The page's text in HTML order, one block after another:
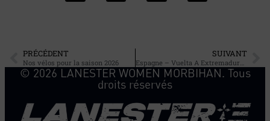
PRÉCÉDENT
Nos vélos pour la saison 2026
SUIVANT
Espagne – Vuelta A Extremadura Cap sur l’Espagne !
© 2026 LANESTER WOMEN MORBIHAN. Tous
droits réservés